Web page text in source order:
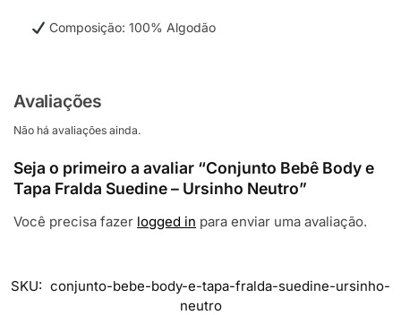
Composição: 100% Algodão
Avaliações
Não há avaliações ainda.
Seja o primeiro a avaliar “Conjunto Bebê Body e
Tapa Fralda Suedine – Ursinho Neutro”
Você precisa fazer logged in para enviar uma avaliação.
SKU: conjunto-bebe-body-e-tapa-fralda-suedine-ursinho-
neutro